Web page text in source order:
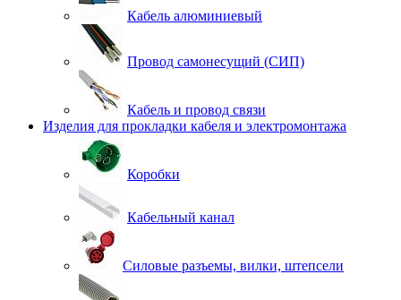
Кабель алюминиевый
Провод самонесущий (СИП)
Кабель и провод связи
Изделия для прокладки кабеля и электромонтажа
Коробки
Кабельный канал
Силовые разъемы, вилки, штепсели